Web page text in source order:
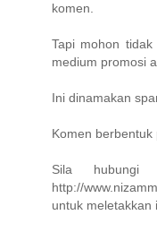
komen.
Tapi mohon
medium promosi
Ini dinamakan
Komen berbentuk
Sila
http://
untuk meletakkan